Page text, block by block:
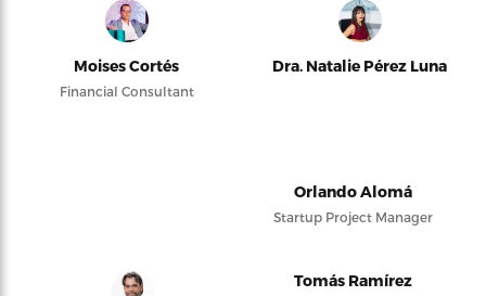
Moises Cortés
Financial Consultant
Dra. Natalie Pérez Luna
Orlando Alomá
Startup Project Manager
Tomás Ramírez